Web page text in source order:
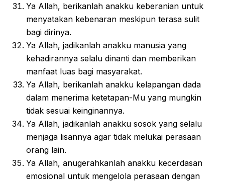
Ya Allah, berikanlah anakku keberanian untuk
menyatakan kebenaran meskipun terasa sulit
bagi dirinya.
Ya Allah, jadikanlah anakku manusia yang
kehadirannya selalu dinanti dan memberikan
manfaat luas bagi masyarakat.
Ya Allah, berikanlah anakku kelapangan dada
dalam menerima ketetapan-Mu yang mungkin
tidak sesuai keinginannya.
Ya Allah, jadikanlah anakku sosok yang selalu
menjaga lisannya agar tidak melukai perasaan
orang lain.
Ya Allah, anugerahkanlah anakku kecerdasan
emosional untuk mengelola perasaan dengan